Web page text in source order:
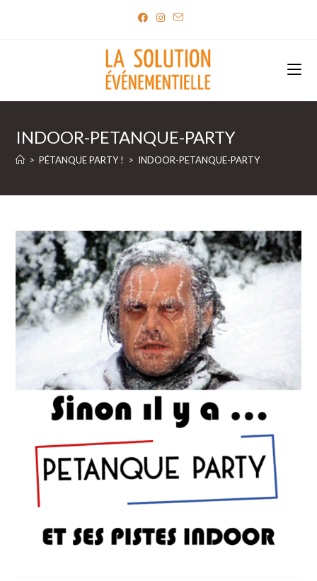
INDOOR-PETANQUE-PARTY
> PÉTANQUE PARTY ! > INDOOR-PETANQUE-PARTY